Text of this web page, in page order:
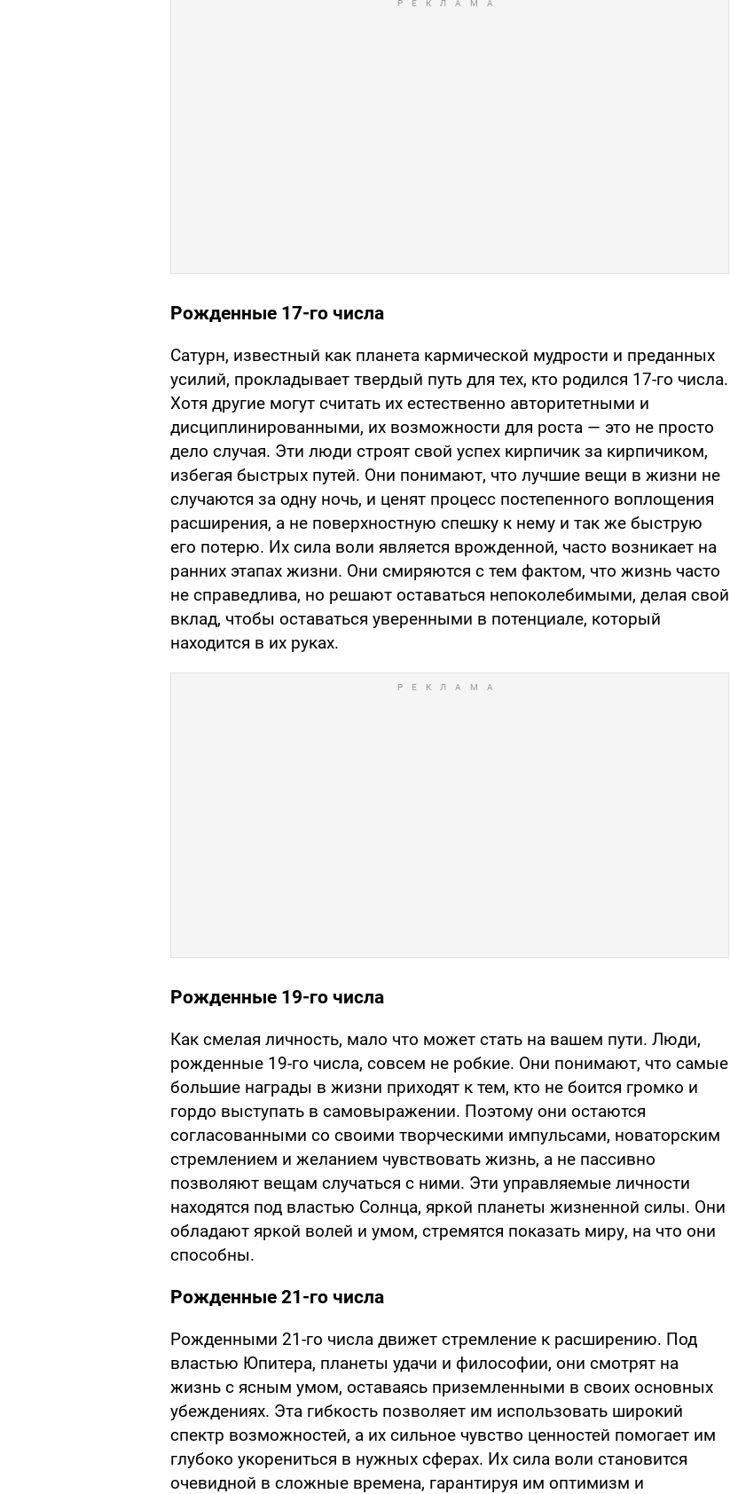
Рожденные 17-го числа
Сатурн, известный как планета кармической мудрости и преданных
усилий, прокладывает твердый путь для тех, кто родился 17-го числа.
Хотя другие могут считать их естественно авторитетными и
дисциплинированными, их возможности для роста — это не просто
дело случая. Эти люди строят свой успех кирпичик за кирпичиком,
избегая быстрых путей. Они понимают, что лучшие вещи в жизни не
случаются за одну ночь, и ценят процесс постепенного воплощения
расширения, а не поверхностную спешку к нему и так же быструю
его потерю. Их сила воли является врожденной, часто возникает на
ранних этапах жизни. Они смиряются с тем фактом, что жизнь часто
не справедлива, но решают оставаться непоколебимыми, делая свой
вклад, чтобы оставаться уверенными в потенциале, который
находится в их руках.
Рожденные 19-го числа
Как смелая личность, мало что может стать на вашем пути. Люди,
рожденные 19-го числа, совсем не робкие. Они понимают, что самые
большие награды в жизни приходят к тем, кто не боится громко и
гордо выступать в самовыражении. Поэтому они остаются
согласованными со своими творческими импульсами, новаторским
стремлением и желанием чувствовать жизнь, а не пассивно
позволяют вещам случаться с ними. Эти управляемые личности
находятся под властью Солнца, яркой планеты жизненной силы. Они
обладают яркой волей и умом, стремятся показать миру, на что они
способны.
Рожденные 21-го числа
Рожденными 21-го числа движет стремление к расширению. Под
властью Юпитера, планеты удачи и философии, они смотрят на
жизнь с ясным умом, оставаясь приземленными в своих основных
убеждениях. Эта гибкость позволяет им использовать широкий
спектр возможностей, а их сильное чувство ценностей помогает им
глубоко укорениться в нужных сферах. Их сила воли становится
очевидной в сложные времена, гарантируя им оптимизм и